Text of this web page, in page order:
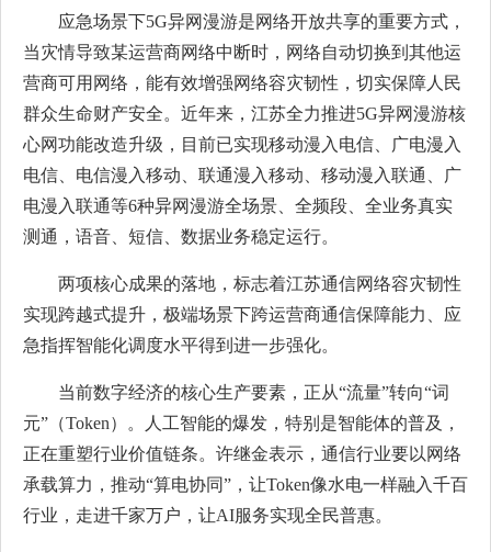
应急场景下5G异网漫游是网络开放共享的重要方式，
当灾情导致某运营商网络中断时，网络自动切换到其他运
营商可用网络，能有效增强网络容灾韧性，切实保障人民
群众生命财产安全。近年来，江苏全力推进5G异网漫游核
心网功能改造升级，目前已实现移动漫入电信、广电漫入
电信、电信漫入移动、联通漫入移动、移动漫入联通、广
电漫入联通等6种异网漫游全场景、全频段、全业务真实
测通，语音、短信、数据业务稳定运行。
两项核心成果的落地，标志着江苏通信网络容灾韧性
实现跨越式提升，极端场景下跨运营商通信保障能力、应
急指挥智能化调度水平得到进一步强化。
当前数字经济的核心生产要素，正从“流量”转向“词
元”（Token）。人工智能的爆发，特别是智能体的普及，
正在重塑行业价值链条。许继金表示，通信行业要以网络
承载算力，推动“算电协同”，让Token像水电一样融入千百
行业，走进千家万户，让AI服务实现全民普惠。